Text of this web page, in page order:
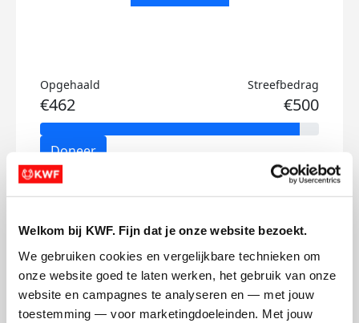
Welkom bij KWF. Fijn dat je onze website bezoekt.
We gebruiken cookies en vergelijkbare technieken om
onze website goed te laten werken, het gebruik van onze
website en campagnes te analyseren en — met jouw
toestemming — voor marketingdoeleinden. Met jouw
Opgehaald
€462
Streefbedrag
€500
Doneer
Noud's badges